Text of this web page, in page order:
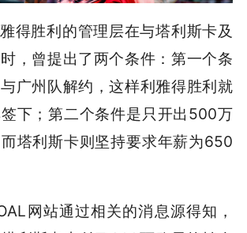
得胜利的管理层在与塔利斯卡及
，曾提出了两个条件：第一个条
广州队解约，这样利雅得胜利就
下；第二个条件是只开出500万
塔利斯卡则坚持要求年薪为650
网站通过相关的消息源得知，